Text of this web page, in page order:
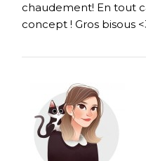
chaudement! En tout
concept ! Gros bisous